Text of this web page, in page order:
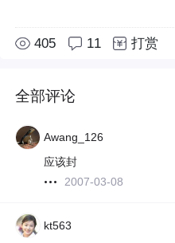
405 11 打赏
全部评论
Awang_126
应该封
2007-03-08
kt563